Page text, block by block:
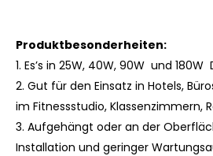
Produktbesonderheiten:
1. Es’s in 25W, 40W, 90W und 180W
2. Gut für den Einsatz in Hotels,
im Fitnessstudio, Klassenzimmern,
3. Aufgehängt oder an der
Installation und geringer